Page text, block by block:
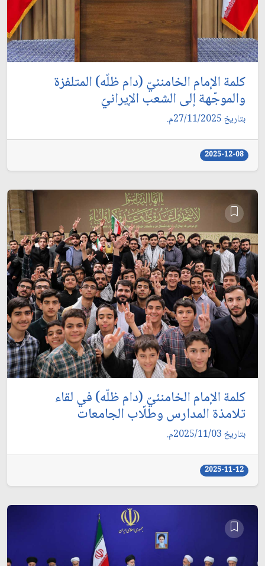
كلمة الإمام الخامنئيّ (دام ظلّه) المتلفزة
والموجّهة إلى الشعب الإيرانيّ
بتاريخ 27/11/2025م.
2025-12-08
كلمة الإمام الخامنئيّ (دام ظلّه) في لقاء
تلامذة المدارس وطلّاب الجامعات
بتاريخ 2025/11/03م.
2025-11-12